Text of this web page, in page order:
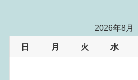
2026年8月
日 月 火 水